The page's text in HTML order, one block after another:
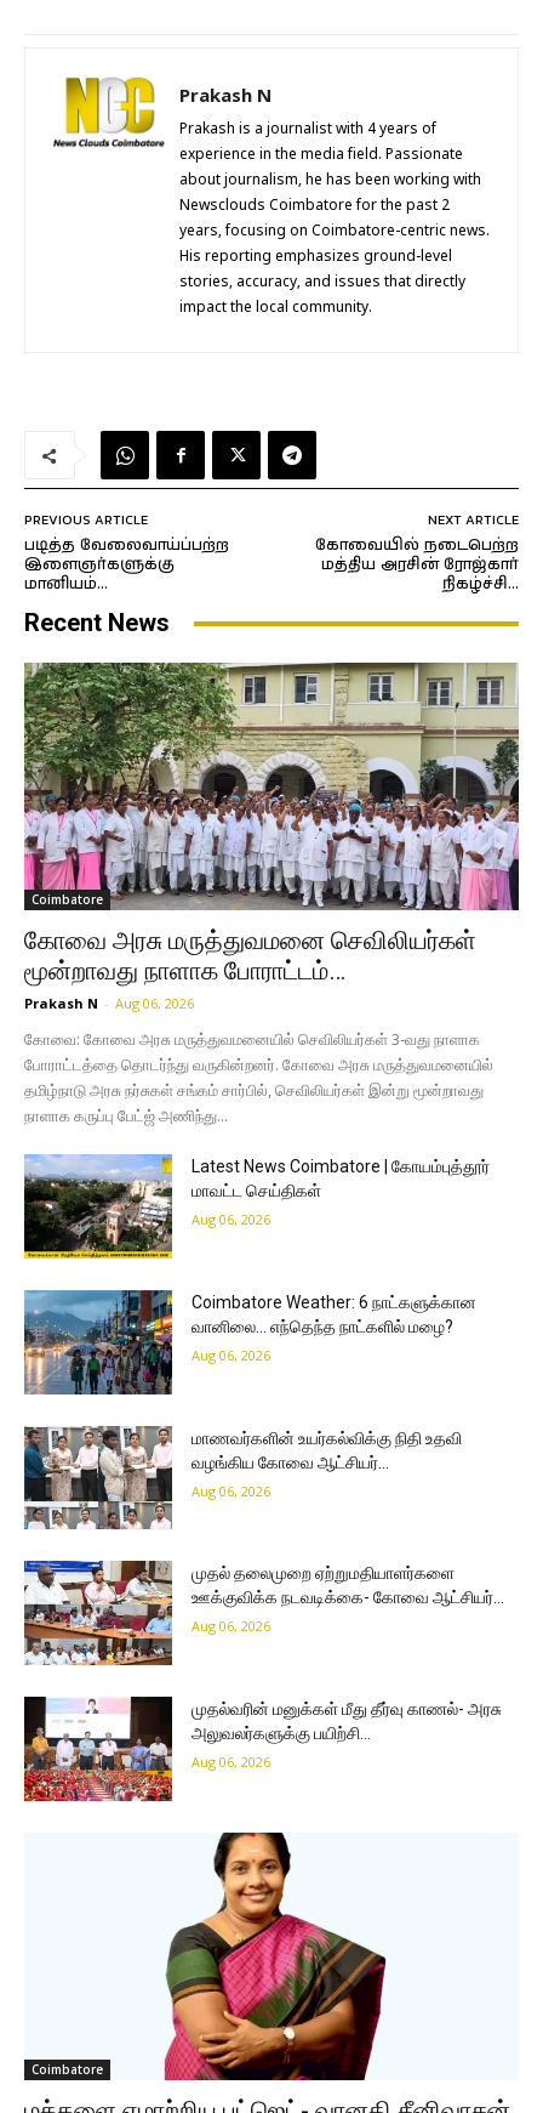
Prakash N
Prakash is a journalist with 4 years of
experience in the media field. Passionate
about journalism, he has been working with
Newsclouds Coimbatore for the past 2
years, focusing on Coimbatore-centric news.
His reporting emphasizes ground-level
stories, accuracy, and issues that directly
impact the local community.
PREVIOUS ARTICLE
படித்த வேலைவாய்ப்பற்ற
இளைஞர்களுக்கு
மானியம்…
NEXT ARTICLE
கோவையில் நடைபெற்ற
மத்திய அரசின் ரோஜ்கார்
நிகழ்ச்சி…
Recent News
Coimbatore
கோவை அரசு மருத்துவமனை செவிலியர்கள்
மூன்றாவது நாளாக போராட்டம்…
Prakash N - Aug 06, 2026
கோவை: கோவை அரசு மருத்துவமனையில் செவிலியர்கள் 3-வது நாளாக
போராட்டத்தை தொடர்ந்து வருகின்றனர். கோவை அரசு மருத்துவமனையில்
தமிழ்நாடு அரசு நர்சுகள் சங்கம் சார்பில், செவிலியர்கள் இன்று மூன்றாவது
நாளாக கருப்பு பேட்ஜ் அணிந்து...
Latest News Coimbatore | கோயம்புத்தூர்
மாவட்ட செய்திகள்
Aug 06, 2026
Coimbatore Weather: 6 நாட்களுக்கான
வானிலை… எந்தெந்த நாட்களில் மழை?
Aug 06, 2026
மாணவர்களின் உயர்கல்விக்கு நிதி உதவி
வழங்கிய கோவை ஆட்சியர்…
Aug 06, 2026
முதல் தலைமுறை ஏற்றுமதியாளர்களை
ஊக்குவிக்க நடவடிக்கை- கோவை ஆட்சியர்…
Aug 06, 2026
முதல்வரின் மனுக்கள் மீது தீர்வு காணல்- அரசு
அலுவலர்களுக்கு பயிற்சி…
Aug 06, 2026
Coimbatore